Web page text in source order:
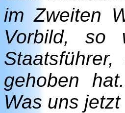
im Zweiten
Vorbild, so
gehoben
Was uns